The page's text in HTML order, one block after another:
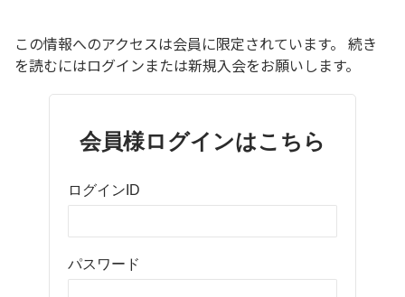
この情報へのアクセスは会員に限定されています。 続き
を読むにはログインまたは新規入会をお願いします。
会員様ログインはこちら
ログインID
パスワード